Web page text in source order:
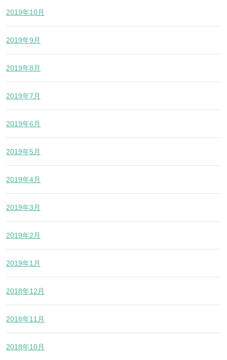
2019年10月
2019年9月
2019年8月
2019年7月
2019年6月
2019年5月
2019年4月
2019年3月
2019年2月
2019年1月
2018年12月
2018年11月
2018年10月